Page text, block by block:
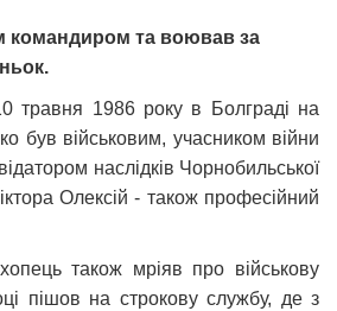
командиром та воював за
травня 1986 року в Болграді на
був військовим, учасником війни
наслідків Чорнобильської
Олексій - також професійний
також мріяв про військову
пішов на строкову службу, де з